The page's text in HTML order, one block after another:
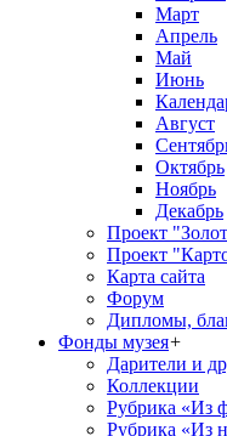
Март
Апрель
Май
Июнь
Август
Октябрь
Ноябрь
Декабрь
Проект
Проект
Карта сайта
Форум
Дипломы,
Фонды музея+
Дарители и
Коллекции
Рубрика «Из
Рубрика «Из